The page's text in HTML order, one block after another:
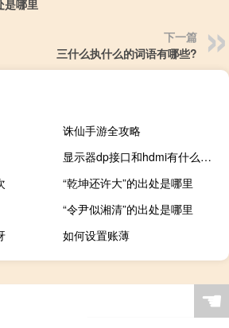
是哪里
下一篇
三什么执什么的词语有哪些?
诛仙手游全攻略
显示器dp接口和hdmi有什么区别
“乾坤还许大”的出处是哪里
“令尹似湘清”的出处是哪里
如何设置账薄
☚